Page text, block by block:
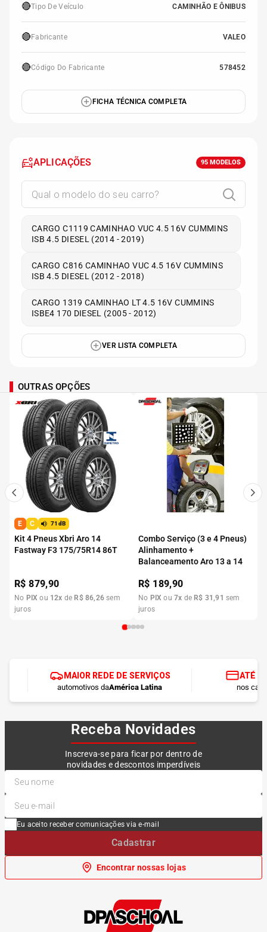
🔴Tipo De Veículo CAMINHÃO E ÔNIBUS
🔴 Fabricante VALEO
🔴Código Do Fabricante 578452
FICHA TÉCNICA COMPLETA
APLICAÇÕES 95 MODELOS
CARGO C1119 CAMINHAO VUC 4.5 16V CUMMINS
ISB 4.5 DIESEL (2014 - 2019)
CARGO C816 CAMINHAO VUC 4.5 16V CUMMINS
ISB 4.5 DIESEL (2012 - 2018)
CARGO 1319 CAMINHAO LT 4.5 16V CUMMINS
ISBE4 170 DIESEL (2005 - 2012)
VER LISTA COMPLETA
OUTRAS OPÇÕES
E C 71dB
Kit 4 Pneus Xbri Aro 14
Fastway F3 175/75R14 86T
R$879,90
No PIX ou 12x de R$ 86,26 sem
juros
Combo Serviço (3 e 4 Pneus)
Alinhamento +
Balanceamento Aro 13 a 14
R$ 189,90
No PIX ou7x de R$ 31 ,91 sem
juros
MAIOR REDE DE SERVIÇOS
automotivos daAmérica Latina
ATÉ
nos
Receba Novidades
Inscreva-se para ficar por dentro de
novidades e descontos imperdíveis
Eu aceito receber comunicações via e-mail
Cadastrar
Encontrar nossas lojas